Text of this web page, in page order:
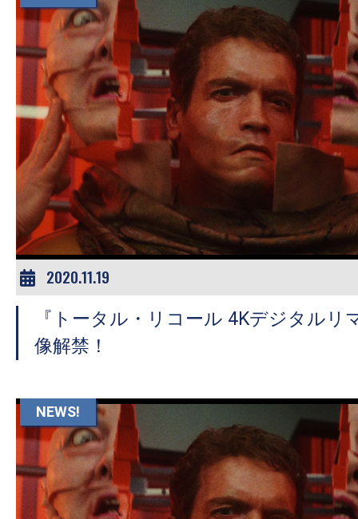
2020.11.19
『トータル・リコール 4Kデジタルリ
像解禁！
NEWS!